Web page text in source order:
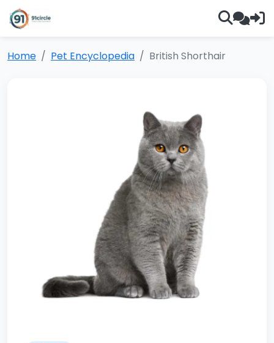
Home Pet Encyclopedia British Shorthair